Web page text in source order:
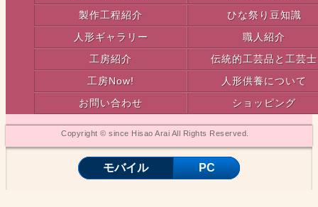
製作工程紹介
ひな祭り豆知識
人形ギャラリー
職人紹介
工房紹介
伝統的工芸品と工芸士
工房Now!
人形供養について
お問い合わせ
ショッピング
Copyright © since Hisao Arai All Rights Reserved.
モバイル PC